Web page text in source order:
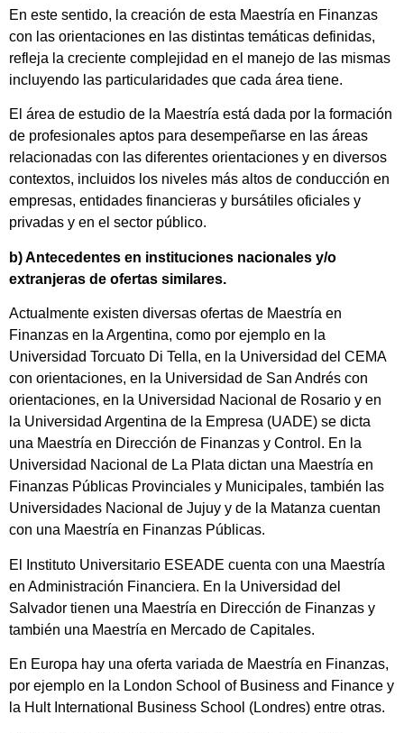
En este sentido, la creación de esta Maestría en Finanzas
con las orientaciones en las distintas temáticas definidas,
refleja la creciente complejidad en el manejo de las mismas
incluyendo las particularidades que cada área tiene.
El área de estudio de la Maestría está dada por la formación
de profesionales aptos para desempeñarse en las áreas
relacionadas con las diferentes orientaciones y en diversos
contextos, incluidos los niveles más altos de conducción en
empresas, entidades financieras y bursátiles oficiales y
privadas y en el sector público.
b) Antecedentes en instituciones nacionales y/o
extranjeras de ofertas similares.
Actualmente existen diversas ofertas de Maestría en
Finanzas en la Argentina, como por ejemplo en la
Universidad Torcuato Di Tella, en la Universidad del CEMA
con orientaciones, en la Universidad de San Andrés con
orientaciones, en la Universidad Nacional de Rosario y en
la Universidad Argentina de la Empresa (UADE) se dicta
una Maestría en Dirección de Finanzas y Control. En la
Universidad Nacional de La Plata dictan una Maestría en
Finanzas Públicas Provinciales y Municipales, también las
Universidades Nacional de Jujuy y de la Matanza cuentan
con una Maestría en Finanzas Públicas.
El Instituto Universitario ESEADE cuenta con una Maestría
en Administración Financiera. En la Universidad del
Salvador tienen una Maestría en Dirección de Finanzas y
también una Maestría en Mercado de Capitales.
En Europa hay una oferta variada de Maestría en Finanzas,
por ejemplo en la London School of Business and Finance y
la Hult International Business School (Londres) entre otras.